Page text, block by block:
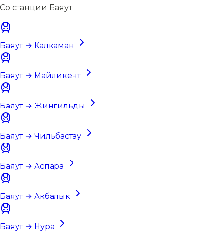
Со станции Баяут
Баяут → Калкаман
Баяут → Майликент
Баяут → Жингильды
Баяут → Чильбастау
Баяут → Аспара
Баяут → Акбалык
Баяут → Нура